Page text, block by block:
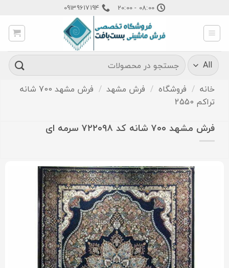
content
08:00 - 20:00
09139617194
جستجو
برای:
خانه / فروشگاه / فرش مشهد /
فرش مشهد 700 شانه
تراکم 2550
فرش مشهد ۷۰۰ شانه کد ۷۲۲۰۹۸ سرمه ای